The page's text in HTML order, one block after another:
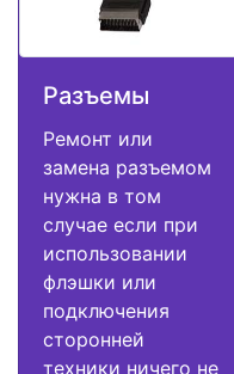
Разъемы
Ремонт или
замена разъемом
нужна в том
случае если при
использовании
флэшки или
подключения
сторонней
техники ничего не